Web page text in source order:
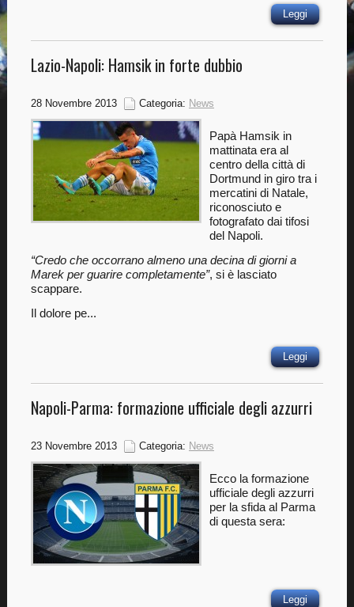
Leggi
Lazio-Napoli: Hamsik in forte dubbio
28 Novembre 2013 Categoria: News
Papà Hamsik in
mattinata era al
centro della città di
Dortmund in giro tra i
mercatini di Natale,
riconosciuto e
fotografato dai tifosi
del Napoli.
“Credo che occorrano almeno una decina di giorni a
Marek per guarire completamente”, si è lasciato
scappare.
Il dolore pe...
Leggi
Napoli-Parma: formazione ufficiale degli azzurri
23 Novembre 2013 Categoria: News
Ecco la formazione
ufficiale degli azzurri
per la sfida al Parma
di questa sera:
Leggi